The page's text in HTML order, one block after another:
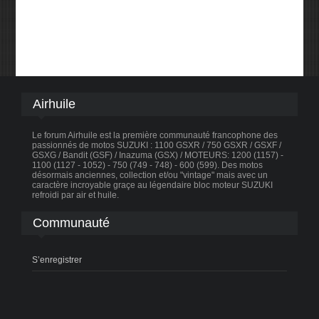
Airhuile
Le forum Airhuile est la première communauté francophone des
passionnés de motos SUZUKI : 1100 GSXR / 750 GSXR / GSXF /
GSXG / Bandit (GSF) / Inazuma (GSX) / MOTEURS: 1200 (1157) -
1100 (1127 - 1052) - 750 (749 - 748) - 600 (599). Des motos
désormais anciennes, collection et/ou "vintage" mais avec un
caractère incroyable graçe au légendaire bloc moteur SUZUKI
refroidi par air et huile.
Communauté
S’enregistrer